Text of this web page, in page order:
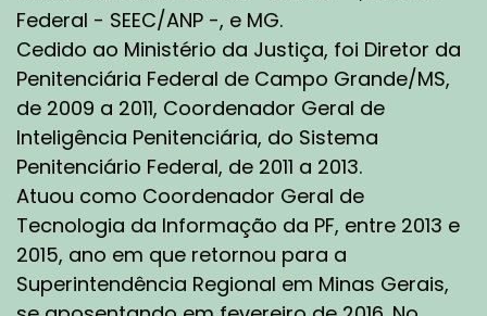
Federal - SEEC/ANP -, e MG.
Cedido ao Ministério da Justiça, foi Diretor da
Penitenciária Federal de Campo Grande/MS,
de 2009 a 2011, Coordenador Geral de
Inteligência Penitenciária, do Sistema
Penitenciário Federal, de 2011 a 2013.
Atuou como Coordenador Geral de
Tecnologia da Informação da PF, entre 2013 e
2015, ano em que retornou para a
Superintendência Regional em Minas Gerais,